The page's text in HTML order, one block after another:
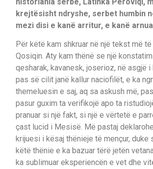
krejtësisht ndryshe, serbet humbin
mezi disi e kanë arritur, e kanë
Për këtë kam shkruar në një tekst më
Qosiqin. Aty kam thënë se një
qesharak, kavanesk, joserioz, në asgjë i
pas së cilit janë kallur naciofilët, e ka
themeluesin e saj, aq sa askush më,
pasur guxim ta verifikojë apo ta
pranuar si një fakt, si një e vërtetë e
çast lucid i Mesisë. Më pastaj
krijuesi i kësaj thënieje të mençur, duke
këtë thënie e ka bazuar tërë jetën
ka sublimuar eksperiencën e vet dhe